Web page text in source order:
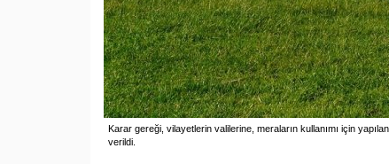
Karar gereği, vilayetlerin valilerine, meraların kullanımı için
verildi.